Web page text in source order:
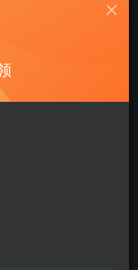
加好友，即
的骑乘姿势的
体工学设计，